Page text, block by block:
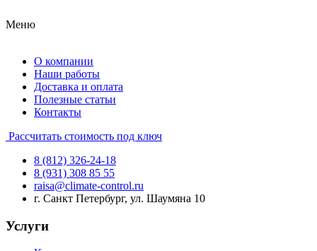
Меню
О компании
Наши работы
Доставка и оплата
Полезные статьи
Контакты
Рассчитать стоимость под ключ
8 (812) 326-24-18
8 (931) 308 85 55
raisa@climate-control.ru
г. Санкт Петербург, ул. Шаумяна 10
Услуги